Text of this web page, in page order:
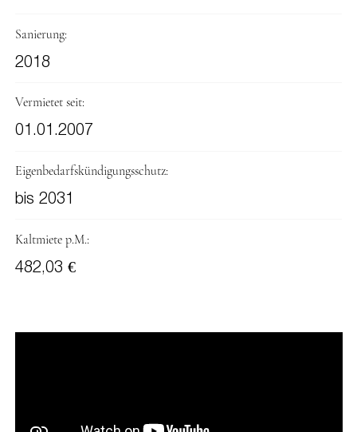
Sanierung:
2018
Vermietet seit:
01.01.2007
Eigenbedarfskündigungsschutz:
bis 2031
Kaltmiete p.M.:
482,03 €